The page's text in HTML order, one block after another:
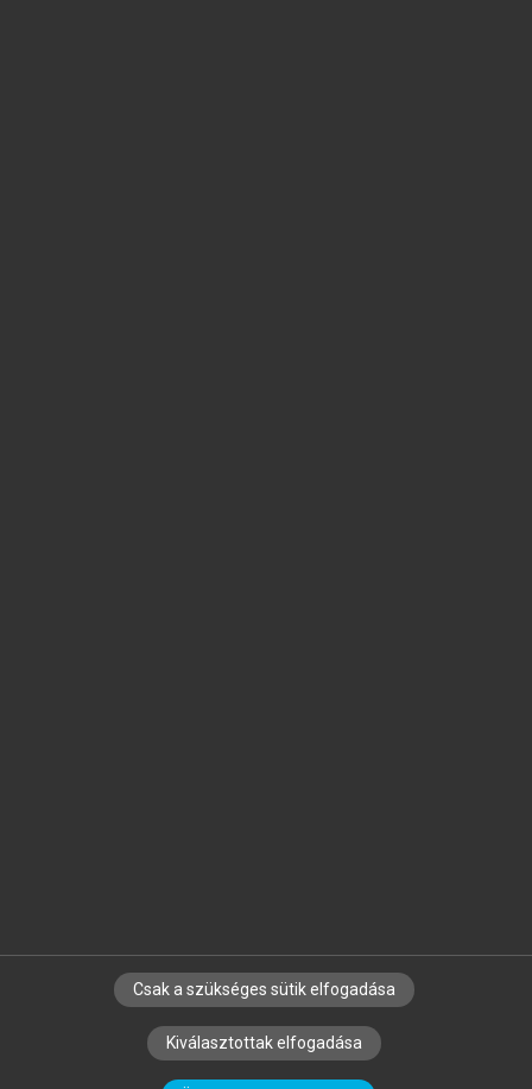
SZERZŐKNEK CÉGEKNEK KÖNYVTÁROSOKNAK
SZERKESZTÉSI ÉS LEKTORÁLÁSI ALAPELVEK
Csak a szükséges sütik elfogadása
Kiválasztottak elfogadása